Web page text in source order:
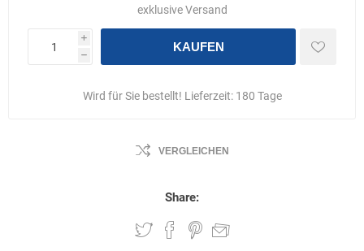
exklusiveVersand
i
h
KAUFEN
Wird für Sie bestellt! Lieferzeit: 180 Tage
VERGLEICHEN
Share: